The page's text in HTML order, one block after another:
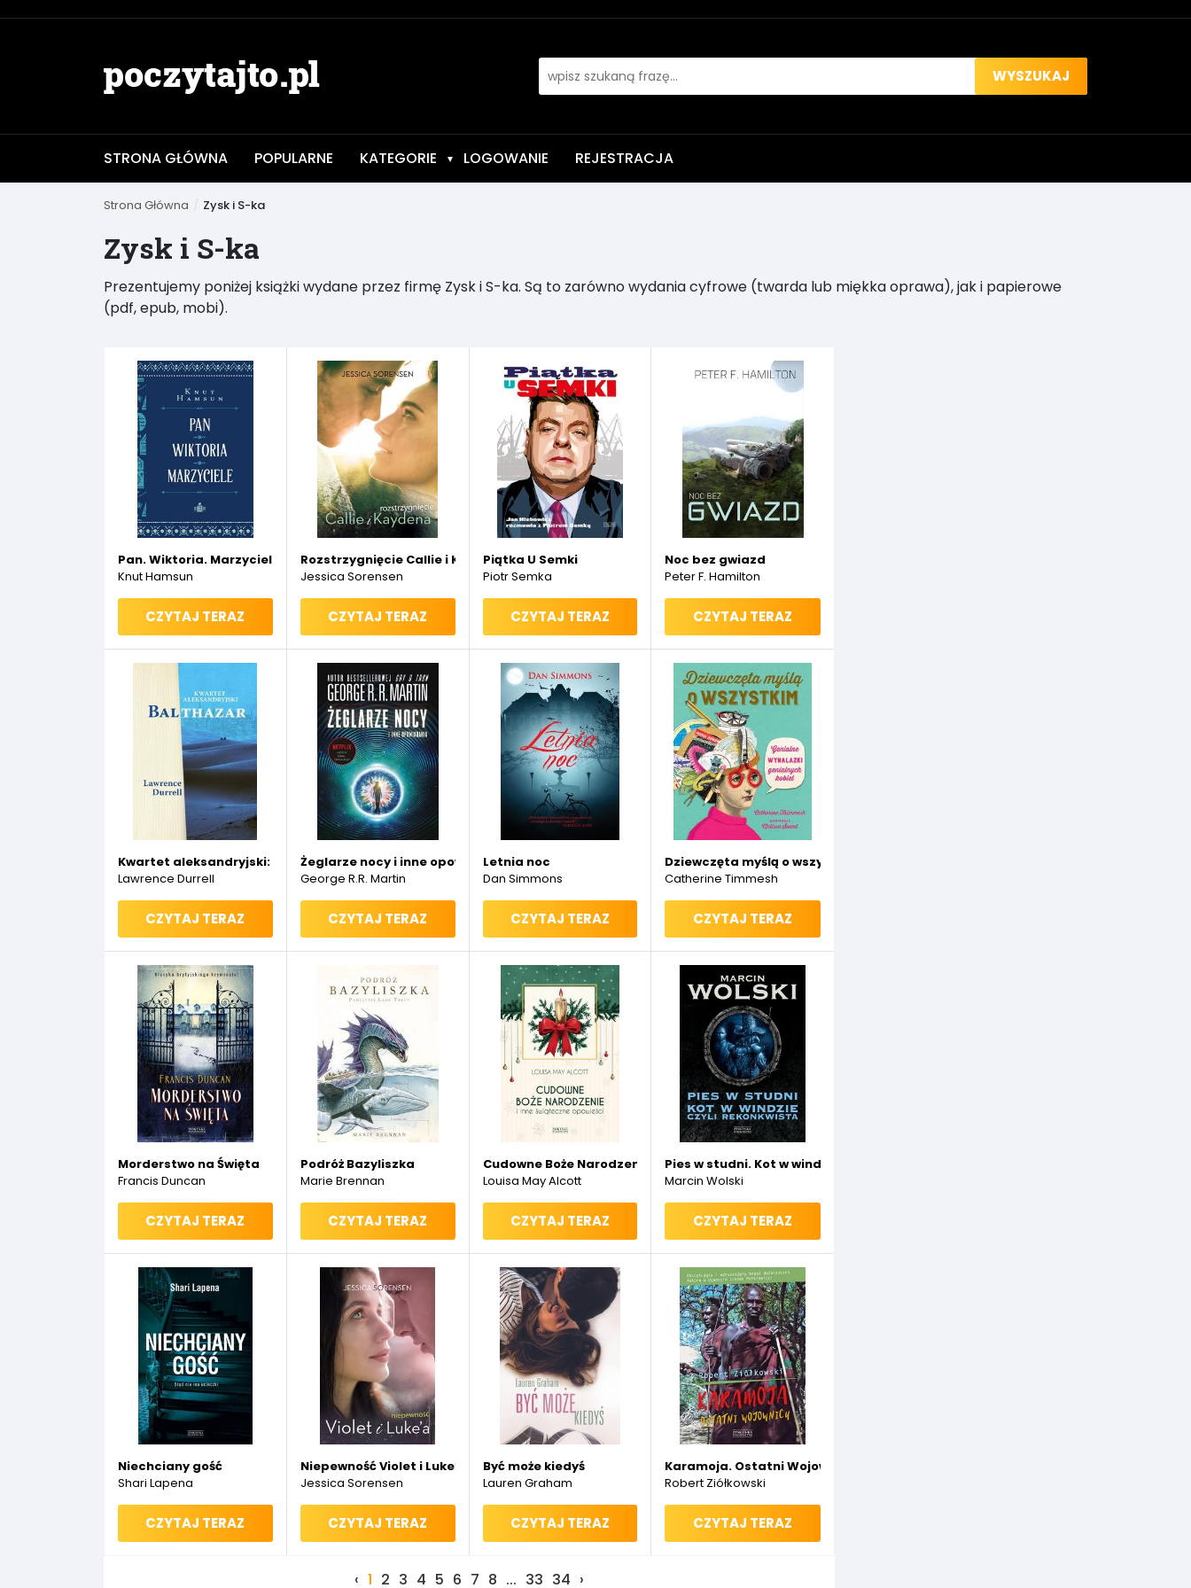
WYSZUKAJ
STRONA GŁÓWNA POPULARNE KATEGORIE ▼ LOGOWANIE REJESTRACJA
Strona Główna Zysk i S-ka
Zysk i S-ka
Prezentujemy poniżej książki wydane przez firmę Zysk i S-ka. Są to zarówno wydania cyfrowe (twarda lub miękka oprawa), jak i papierowe
(pdf, epub, mobi).
Pan. Wiktoria. Marzyciele
Knut Hamsun
CZYTAJ TERAZ
Rozstrzygnięcie Callie i Kaydena
Jessica Sorensen
CZYTAJ TERAZ
Piątka U Semki
Piotr Semka
CZYTAJ TERAZ
Noc bez gwiazd
Peter F. Hamilton
CZYTAJ TERAZ
Kwartet aleksandryjski: Balthazar
Lawrence Durrell
CZYTAJ TERAZ
Żeglarze nocy i inne opowiadania
George R.R. Martin
CZYTAJ TERAZ
Letnia noc
Dan Simmons
CZYTAJ TERAZ
Dziewczęta myślą o wszystkim
Catherine Timmesh
CZYTAJ TERAZ
Morderstwo na Święta
Francis Duncan
CZYTAJ TERAZ
Podróż Bazyliszka
Marie Brennan
CZYTAJ TERAZ
Cudowne Boże Narodzenie i inne świąteczne opowieści
Louisa May Alcott
CZYTAJ TERAZ
Pies w studni. Kot w windzie czyli re konkwista
Marcin Wolski
CZYTAJ TERAZ
Niechciany gość
Shari Lapena
CZYTAJ TERAZ
Niepewność Violet i Luke’a
Jessica Sorensen
CZYTAJ TERAZ
Być może kiedyś
Lauren Graham
CZYTAJ TERAZ
Karamoja. Ostatni Wojownicy
Robert Ziółkowski
CZYTAJ TERAZ
‹ 1 2 3 4 5 6 7 8 ... 33 34 ›